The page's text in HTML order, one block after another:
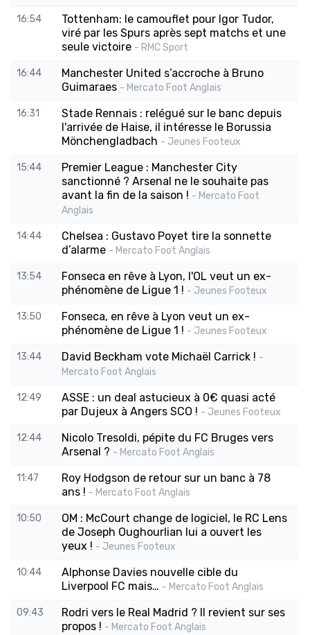
16:54
Tottenham: le camouflet pour Igor Tudor,
viré par les Spurs après sept matchs et une
seule victoire - RMC Sport
16:44
Manchester United s’accroche à Bruno
Guimaraes - Mercato Foot Anglais
16:31
Stade Rennais : relégué sur le banc depuis
l'arrivée de Haise, il intéresse le Borussia
Mönchengladbach - Jeunes Footeux
15:44
Premier League : Manchester City
sanctionné ? Arsenal ne le souhaite pas
avant la fin de la saison ! - Mercato Foot
Anglais
14:44
Chelsea : Gustavo Poyet tire la sonnette
d’alarme - Mercato Foot Anglais
13:54
Fonseca en rêve à Lyon, l'OL veut un ex-
phénomène de Ligue 1 ! - Jeunes Footeux
13:50
Fonseca, en rêve à Lyon veut un ex-
phénomène de Ligue 1 ! - Jeunes Footeux
13:44 David Beckham vote Michaël Carrick ! -
Mercato Foot Anglais
12:49
ASSE : un deal astucieux à 0€ quasi acté
par Dujeux à Angers SCO ! - Jeunes Footeux
12:44
Nicolo Tresoldi, pépite du FC Bruges vers
Arsenal ? - Mercato Foot Anglais
11:47
Roy Hodgson de retour sur un banc à 78
ans ! - Mercato Foot Anglais
10:50
OM : McCourt change de logiciel, le RC Lens
de Joseph Oughourlian lui a ouvert les
yeux ! - Jeunes Footeux
10:44
Alphonse Davies nouvelle cible du
Liverpool FC mais… - Mercato Foot Anglais
09:43
Rodri vers le Real Madrid ? Il revient sur ses
propos ! - Mercato Foot Anglais